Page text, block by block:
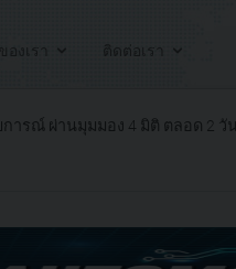
รณ์ ผ่านมุมมอง 4 มิติ ตลอด 2 วัน